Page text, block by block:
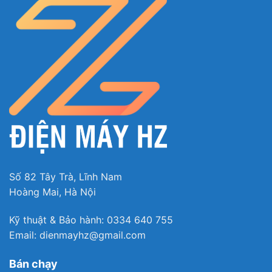
Công nghệ làm đá tự động nhanh chóng
Tủ lạnh được tích hợp tính năng làm đá tự động vô
cùng tiện lợi. Thay vì phải sử dụng khay làm đá
truyền thống mất nhiều bước mà lại không làm
được nhiều đá, người dùng chỉ việc cho nước vào
ngăn chứa, tủ lạnh Mishubishi MR-LA78ER-GSL-V
sẽ tự động tạo ra những viên đá nhỏ nhắn, tinh
nhiệt cho cả nhà. Hộp chứa nước được thiết kế ẩn
Số 82 Tây Trà, Lĩnh Nam
Hoàng Mai, Hà Nội
Kỹ thuật & Bảo hành: 0334 640 755
Email: dienmayhz@gmail.com
Bán chạy